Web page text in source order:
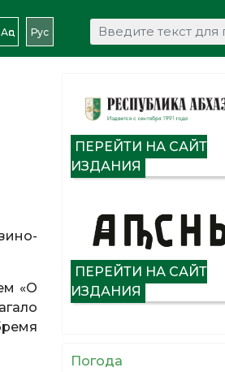
Аԥс Рус Искать...
«О
ПЕРЕЙТИ НА САЙТ
ИЗДАНИЯ
ПЕРЕЙТИ НА САЙТ
ИЗДАНИЯ
Погода